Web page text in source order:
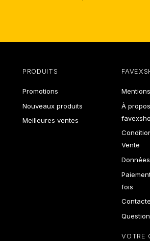
PRODUITS
Promotions
Nouveaux produits
Meilleures ventes
À
Vente
fois
VOTRE